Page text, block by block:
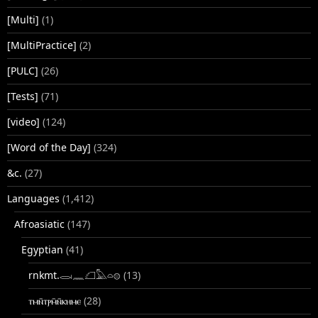
[Multi] (1)
[MultiPractice] (2)
[PULC] (26)
[Tests] (71)
[video] (124)
[Word of the Day] (324)
&c. (27)
Languages (1,412)
Afroasiatic (147)
Egyptian (41)
rnkmt.𓂋𓏺𓈖𓆎𓅓𓏏𓊖 (13)
ⲧⲙⲛ̄ⲧⲣⲙ̄ⲛ̄ⲕⲏⲙⲉ (28)